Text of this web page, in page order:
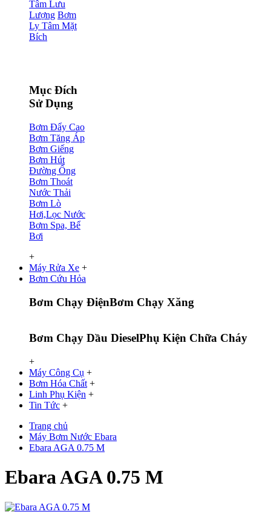
Tâm Lưu
Lượng Bơm
Ly Tâm Mặt
Bích
Mục Đích
Sử Dụng
Bơm Đẩy Cao
Bơm Tăng Áp
Bơm Giếng
Bơm Hút
Đường Ống
Bơm Thoát
Nước Thải
Bơm Lò
Hơi,Lọc Nước
Bơm Spa, Bể
Bơi
+
Máy Rửa Xe +
Bơm Cứu Hỏa
Bơm Chạy ĐiệnBơm Chạy Xăng
Bơm Chạy Dầu DieselPhụ Kiện Chữa Cháy
+
Máy Công Cụ +
Bơm Hóa Chất +
Linh Phụ Kiện +
Tin Tức +
Trang chủ
Máy Bơm Nước Ebara
Ebara AGA 0.75 M
Ebara AGA 0.75 M